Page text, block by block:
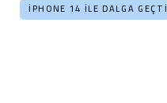
IPHONE 14 ILE DALGA GEÇTI